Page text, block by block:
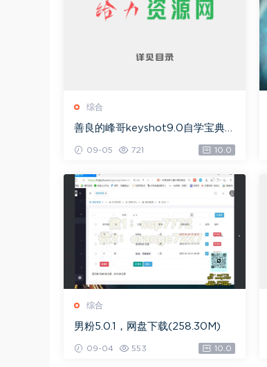
综合
善良的峰哥keyshot9.0自学宝典，
09-05 721 10.0
综合
男粉5.0.1，网盘下载(258.30M)
09-04 553 10.0